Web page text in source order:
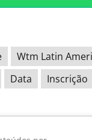
Wtm Latin
Data Inscrição